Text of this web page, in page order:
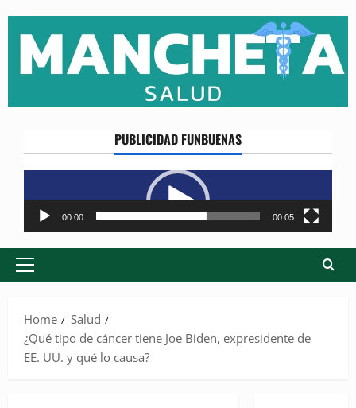
content
PUBLICIDAD FUNBUENAS
Reproductor
de
vídeo
00:00 00:05
Primary
Home
Salud
¿Qué tipo de cáncer tiene Joe Biden, expresidente de
EE. UU. y qué lo causa?